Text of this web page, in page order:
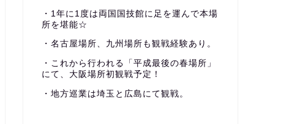
・1年に1度は両国国技館に足を運んで本場
所を堪能☆
・名古屋場所、九州場所も観戦経験あり。
・これから行われる「平成最後の春場所」
にて、大阪場所初観戦予定！
・地方巡業は埼玉と広島にて観戦。